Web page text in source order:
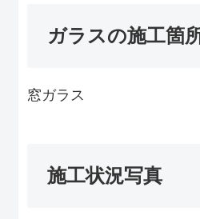
ガラスの施工箇
窓ガラス
施工状況写真